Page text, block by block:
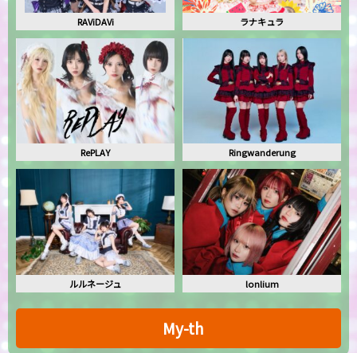
RAViDAVi ラナキュラ
RePLAY Ringwanderung
ルルネージュ lonlium
My-th